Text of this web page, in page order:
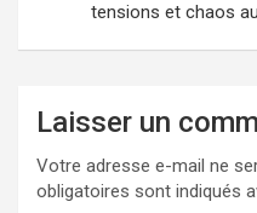
tensions et chaos
Laisser un
Votre adresse e-mail ne
obligatoires sont indiqués